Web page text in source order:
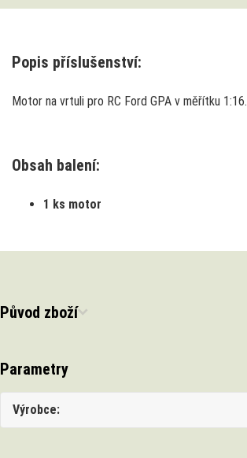
Popis příslušenství:
Motor na vrtuli pro RC Ford GPA v měřítku 1:16.
Obsah balení:
1 ks motor
Původ zboží
Parametry
Výrobce